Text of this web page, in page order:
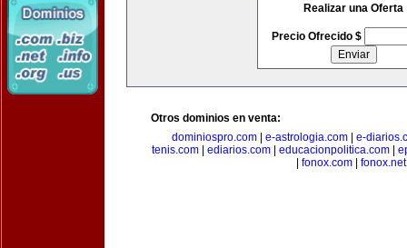
Realizar una Oferta
Precio Ofrecido $
Otros dominios en venta:
dominiospro.com
e-astrologia.com
e-
tenis.com
ediarios.com educacionpolitica.com
fonox.com| fonox.net